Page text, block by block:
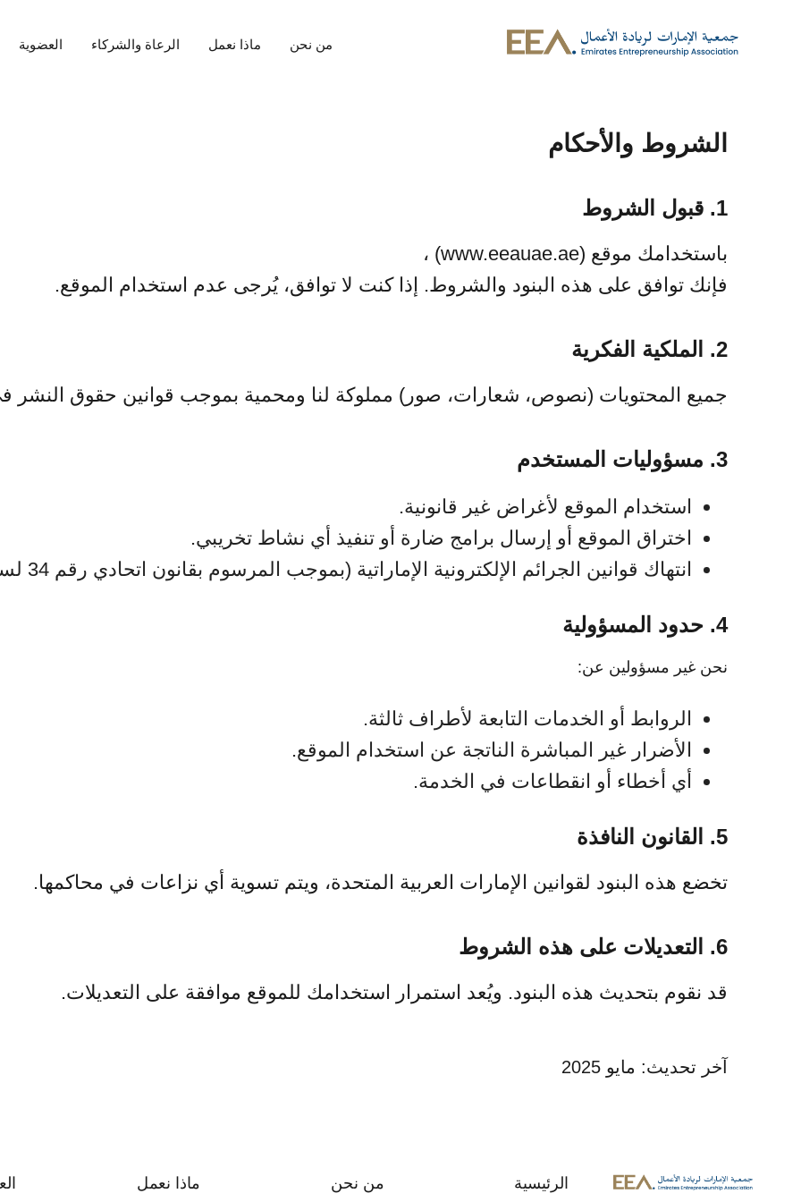
من نحن ماذا نعمل الرعاة والشركاء العضوية
الشروط والأحكام
1. قبول الشروط
باستخدامك موقع (www.eeauae.ae) ،
فإنك توافق على هذه البنود والشروط. إذا كنت لا توافق، يُرجى عدم استخدام الموقع.
2. الملكية الفكرية
جميع المحتويات (نصوص، شعارات، صور) مملوكة لنا ومحمية بموجب قوانين حقوق النشر في
3. مسؤوليات المستخدم
استخدام الموقع لأغراض غير قانونية.
اختراق الموقع أو إرسال برامج ضارة أو تنفيذ أي نشاط تخريبي.
انتهاك قوانين الجرائم الإلكترونية الإماراتية (بموجب المرسوم بقانون اتحادي رقم 34 لسنة 2021).
4. حدود المسؤولية
نحن غير مسؤولين عن:
الروابط أو الخدمات التابعة لأطراف ثالثة.
الأضرار غير المباشرة الناتجة عن استخدام الموقع.
أي أخطاء أو انقطاعات في الخدمة.
5. القانون النافذة
تخضع هذه البنود لقوانين الإمارات العربية المتحدة، ويتم تسوية أي نزاعات في محاكمها.
6. التعديلات على هذه الشروط
قد نقوم بتحديث هذه البنود. ويُعد استمرار استخدامك للموقع موافقة على التعديلات.
آخر تحديث: مايو 2025
الرئيسية من نحن ماذا نعمل